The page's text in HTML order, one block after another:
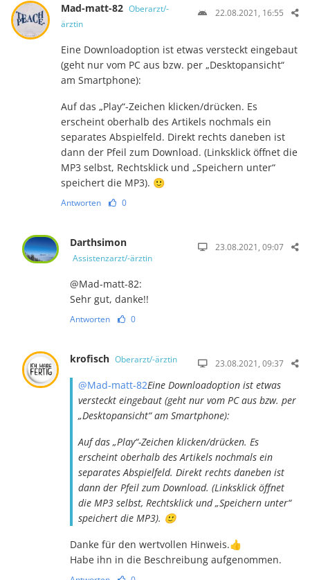
Mad-matt-82 Oberarzt/-
ärztin
22.08.2021, 16:55
Eine Downloadoption ist etwas versteckt eingebaut
(geht nur vom PC aus bzw. per „Desktopansicht“
am Smartphone):
Auf das „Play“-Zeichen klicken/drücken. Es
erscheint oberhalb des Artikels nochmals ein
separates Abspielfeld. Direkt rechts daneben ist
dann der Pfeil zum Download. (Linksklick öffnet die
MP3 selbst, Rechtsklick und „Speichern unter“
speichert die MP3). 🙂
Antworten 0
Darthsimon
Assistenzarzt/-ärztin
23.08.2021, 09:07
@Mad-matt-82:
Sehr gut, danke!!
Antworten 0
krofisch Oberarzt/-ärztin 23.08.2021, 09:37
@Mad-matt-82Eine Downloadoption ist etwas
versteckt eingebaut (geht nur vom PC aus bzw. per
„Desktopansicht“ am Smartphone):
Auf das „Play“-Zeichen klicken/drücken. Es
erscheint oberhalb des Artikels nochmals ein
separates Abspielfeld. Direkt rechts daneben ist
dann der Pfeil zum Download. (Linksklick öffnet
die MP3 selbst, Rechtsklick und „Speichern unter“
speichert die MP3). 🙂
Danke für den wertvollen Hinweis.👍
Habe ihn in die Beschreibung aufgenommen.